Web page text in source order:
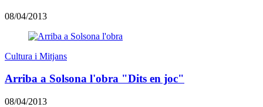
08/04/2013
Cultura i Mitjans
Arriba a Solsona l'obra "Dits en joc"
08/04/2013